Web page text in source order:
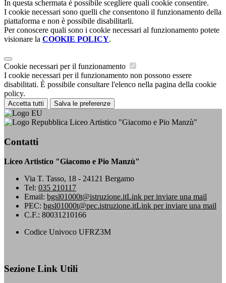
In questa schermata è possibile scegliere quali cookie consentire.
I cookie necessari sono quelli che consentono il funzionamento della
piattaforma e non è possibile disabilitarli.
Per conoscere quali sono i cookie necessari al funzionamento potete
visionare la COOKIE POLICY.
Cookie necessari per il funzionamento
I cookie necessari per il funzionamento non possono essere
disabilitati. È possibile consultare l'elenco nella pagina della cookie
policy.
Accetta tutti Salva le preferenze
Liceo Artistico "Giacomo e Pio Manzù"
Contatti
Liceo Artistico "Giacomo e Pio Manzù"
Via T. Tasso, 18 - 24121 Bergamo
Tel: 035 210117
Email: bgsl01000t@istruzione.itLink per inviare una mail
PEC: bgsl01000t@pec.istruzione.itLink per inviare una mail
C.F.: 80031210166
Codice Univoco UFRZ3M
Sezione Link Utili